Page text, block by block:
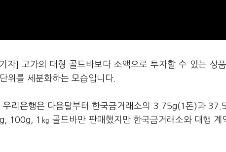
자] 고가의 대형 골드바보다 소액으로 투자할 수 있는 상
위를 세분화하는 모습입니다.
우리은행은 다음달부터 한국금거래소의 3.75g(1돈)과
100g, 1㎏ 골드바만 판매했지만 한국금거래소와 대행 계